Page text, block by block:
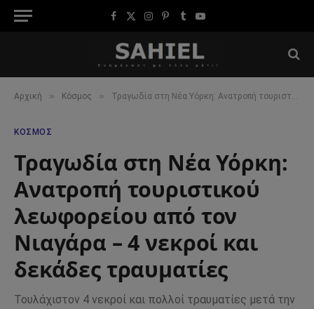
Facebook
X
Instagram
Pinterest
TumblrYouTube
Αρχική » Κόσμος » Τραγωδία στη Νέα Υόρκη: Ανατροπή τουριστικού λεωφορείου από τον Νιαγάρα – 4 νεκροί και δεκάδες τραυματίες
ΚΌΣΜΟΣ
Τραγωδία στη Νέα Υόρκη:
Ανατροπή τουριστικού
λεωφορείου από τον
Νιαγάρα – 4 νεκροί και
δεκάδες τραυματίες
Τουλάχιστον 4 νεκροί και πολλοί τραυματίες μετά την